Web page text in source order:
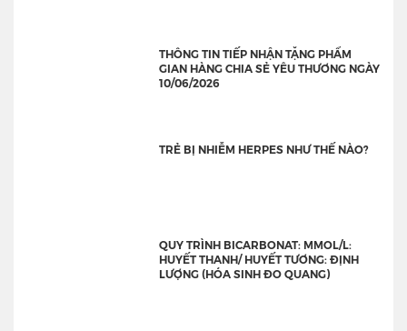
THÔNG TIN TIẾP NHẬN TẶNG PHẨM
GIAN HÀNG CHIA SẺ YÊU THƯƠNG NGÀY
10/06/2026
TRẺ BỊ NHIỄM HERPES NHƯ THẾ NÀO?
QUY TRÌNH BICARBONAT: MMOL/L:
HUYẾT THANH/ HUYẾT TƯƠNG: ĐỊNH
LƯỢNG (HÓA SINH ĐO QUANG)